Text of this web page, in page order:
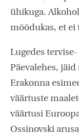
ühikuga.
mõõdukas, et
Lugedes
Päevalehes,
Erakonna
väärtuste
väärtusi
Ossinovski